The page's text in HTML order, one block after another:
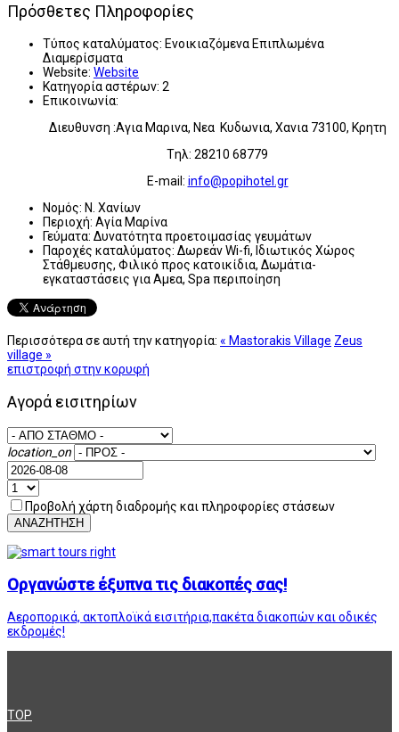
Πρόσθετες Πληροφορίες
Τύπος καταλύματος: Ενοικιαζόμενα Επιπλωμένα
Διαμερίσματα
Website: Website
Κατηγορία αστέρων: 2
Επικοινωνία:
Διευθυνση :Αγια Μαρινα, Νεα Κυδωνια, Χανια 73100, Κρητη
Tηλ: 28210 68779
E-mail: info@popihotel.gr
Νομός: Ν. Χανίων
Περιοχή: Αγία Μαρίνα
Γεύματα: Δυνατότητα προετοιμασίας γευμάτων
Παροχές καταλύματος: Δωρεάν Wi-fi, Ιδιωτικός Χώρος
Στάθμευσης, Φιλικό προς κατοικίδια, Δωμάτια-
εγκαταστάσεις για Αμεα, Spa περιποίηση
Περισσότερα σε αυτή την κατηγορία: « Mastorakis Village Zeus
village »
επιστροφή στην κορυφή
Αγορά εισιτηρίων
location_on
Προβολή χάρτη διαδρομής και πληροφορίες στάσεων
ΑΝΑΖΗΤΗΣΗ
Οργανώστε έξυπνα τις διακοπές σας!
Αεροπορικά, ακτοπλοϊκά εισιτήρια,πακέτα διακοπών και οδικές
εκδρομές!
TOP